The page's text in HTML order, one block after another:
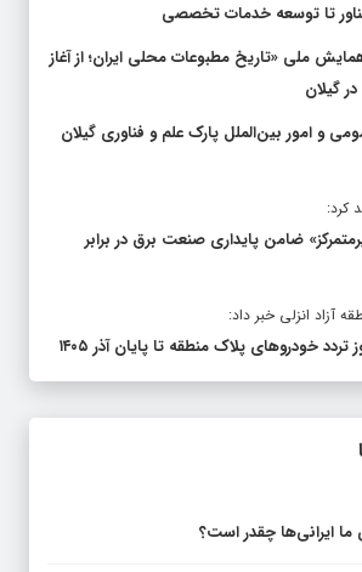
تا توسعه خدمات تخصصی
ملی «تاریخ مطبوعات محلی ایران؛ از آغاز
گیلان
و امور بین‌الملل پارک علم و فناوری گیلان
کرد:
ضامن پایداری صنعت برق در برابر
آزاد انزلی خبر داد:
خودروهای پلاک منطقه تا پایان آذر ۱۴۰۵
ما ایرانی‌ها چقدر است؟